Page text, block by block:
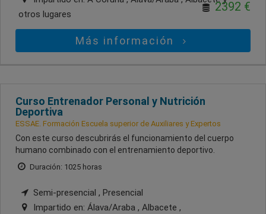
otros lugares
2392 €
Más información
Curso Entrenador Personal y Nutrición
Deportiva
ESSAE. Formación Escuela superior de Auxiliares y Expertos
Con este curso descubrirás el funcionamiento del cuerpo
humano combinado con el entrenamiento deportivo.
Duración: 1025 horas
Semi-presencial , Presencial
Impartido en: Álava/Araba , Albacete ,